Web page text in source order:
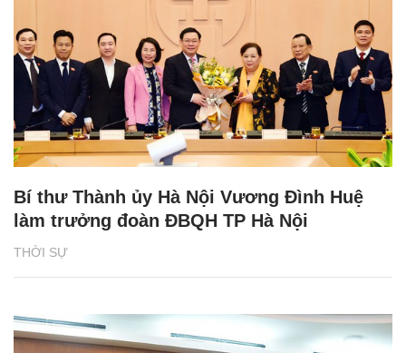
THỜI SỰ
Bí thư Thành ủy Hà Nội Vương Đình Huệ
làm trưởng đoàn ĐBQH TP Hà Nội